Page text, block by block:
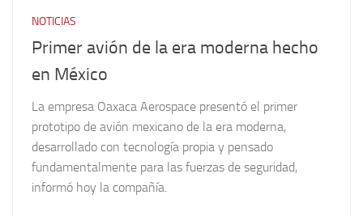
NOTICIAS
Primer avión de la era moderna hecho
en México
La empresa Oaxaca Aerospace presentó el primer
prototipo de avión mexicano de la era moderna,
desarrollado con tecnología propia y pensado
fundamentalmente para las fuerzas de seguridad,
informó hoy la compañía.